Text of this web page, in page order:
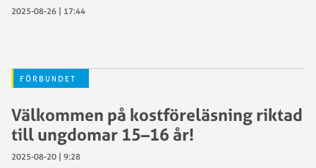
2025-08-26 | 17:44
FÖRBUNDET
Välkommen på kostföreläsning riktad
till ungdomar 15–16 år!
2025-08-20 | 9:28